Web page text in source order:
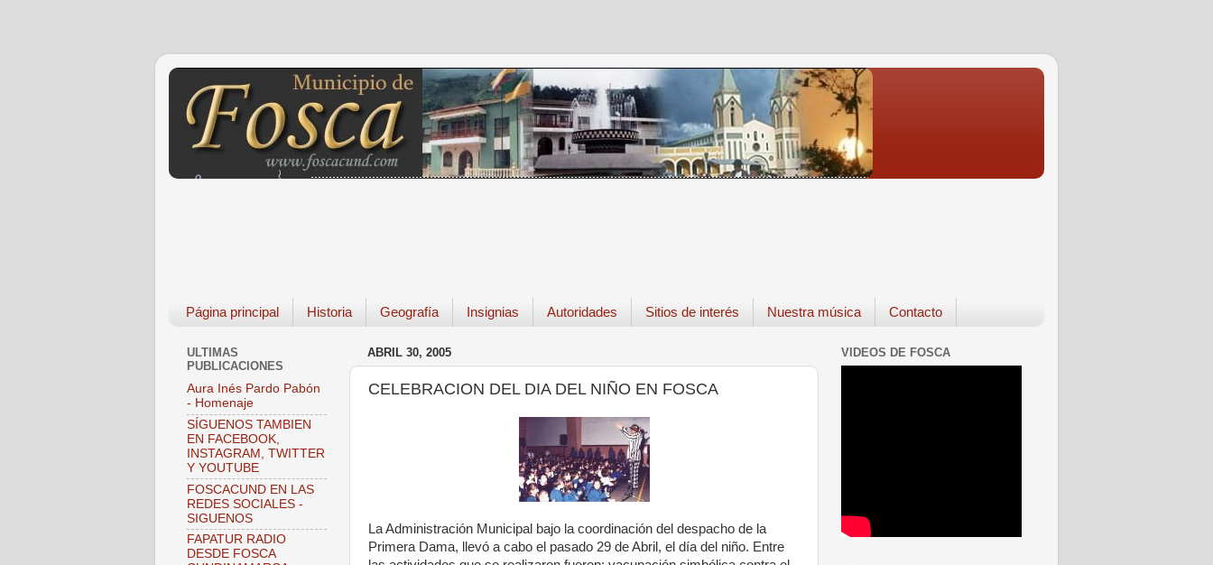
Página principal Historia Geografía Insignias Autoridades Sitios de interés Nuestra música Contacto
ABRIL 30, 2005
CELEBRACION DEL DIA DEL NIÑO EN FOSCA
La Administración Municipal bajo la coordinación del despacho de la
Primera Dama, llevó a cabo el pasado 29 de Abril, el día del niño. Entre
ULTIMAS
PUBLICACIONES
Aura Inés Pardo Pabón
- Homenaje
SÍGUENOS TAMBIEN
EN FACEBOOK,
INSTAGRAM, TWITTER
Y YOUTUBE
FOSCACUND EN LAS
REDES SOCIALES -
SIGUENOS
FAPATUR RADIO
DESDE FOSCA
VIDEOS DE FOSCA